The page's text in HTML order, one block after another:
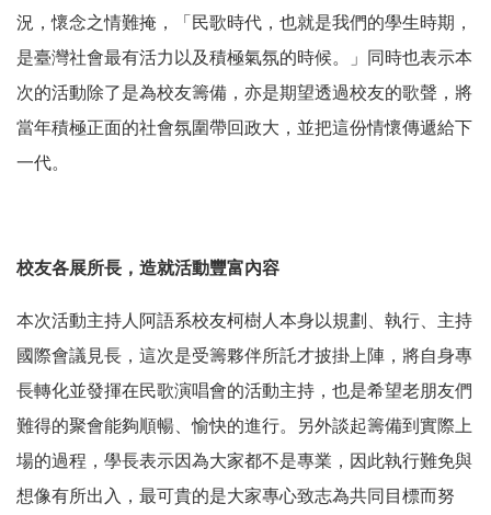
況，懷念之情難掩，「民歌時代，也就是我們的學生時期，
是臺灣社會最有活力以及積極氣氛的時候。」同時也表示本
次的活動除了是為校友籌備，亦是期望透過校友的歌聲，將
當年積極正面的社會氛圍帶回政大，並把這份情懷傳遞給下
一代。
校友各展所長，造就活動豐富內容
本次活動主持人阿語系校友柯樹人本身以規劃、執行、主持
國際會議見長，這次是受籌夥伴所託才披掛上陣，將自身專
長轉化並發揮在民歌演唱會的活動主持，也是希望老朋友們
難得的聚會能夠順暢、愉快的進行。另外談起籌備到實際上
場的過程，學長表示因為大家都不是專業，因此執行難免與
想像有所出入，最可貴的是大家專心致志為共同目標而努